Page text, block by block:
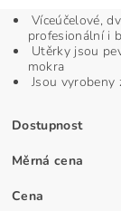
Víceúčelové,
profesionální i
Utěrky jsou
mokra
Jsou vyrobeny
Dostupnost
Měrná cena
Cena